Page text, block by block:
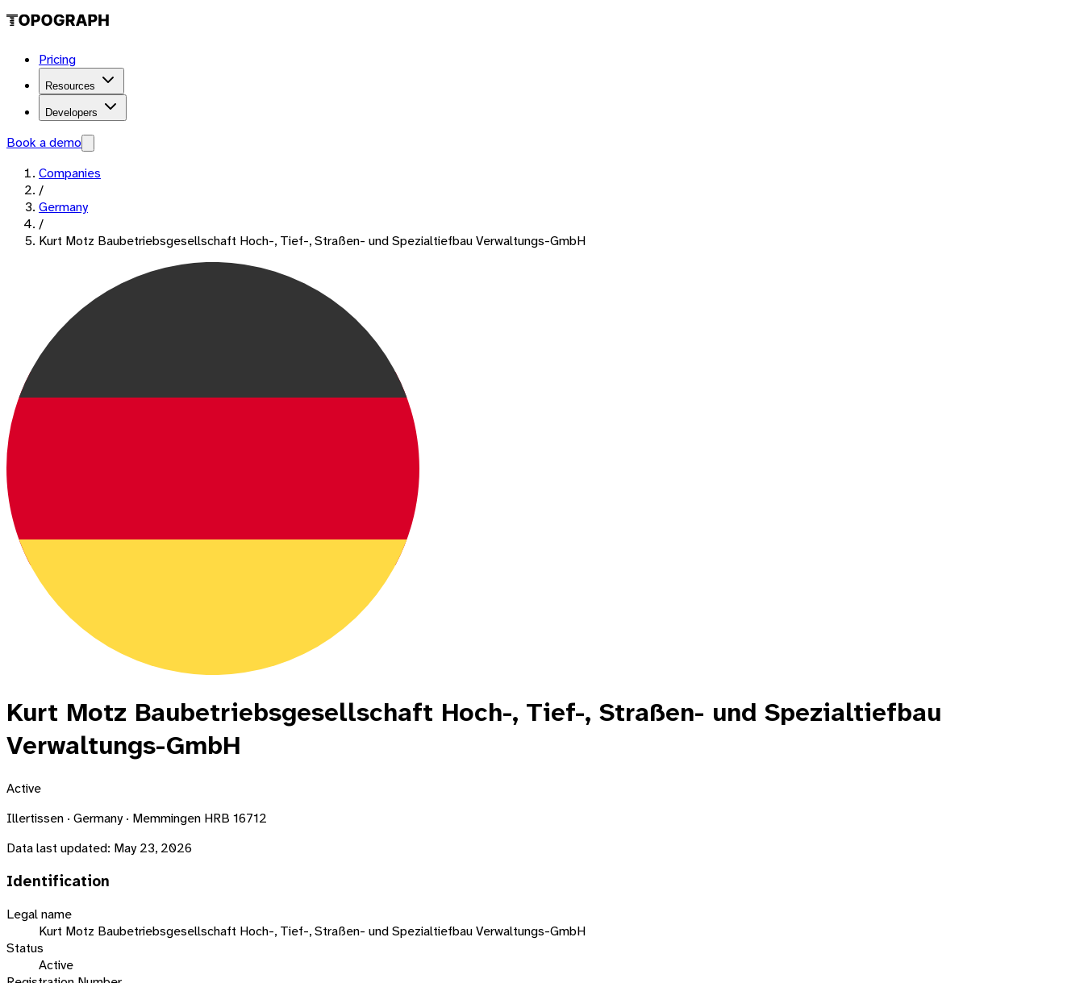
Pricing
Resources
Developers
Book a demo
Companies
/
Germany
/
Kurt Motz Baubetriebsgesellschaft Hoch-, Tief-, Straßen- und Spezialtiefbau Verwaltungs-GmbH
Kurt Motz Baubetriebsgesellschaft Hoch-, Tief-, Straßen- und Spezialtiefbau
Verwaltungs-GmbH
Active
Illertissen · Germany · Memmingen HRB 16712
Data last updated: May 23, 2026
Identification
Legal name
Kurt Motz Baubetriebsgesellschaft Hoch-, Tief-, Straßen- und Spezialtiefbau Verwaltungs-GmbH
Status
Active